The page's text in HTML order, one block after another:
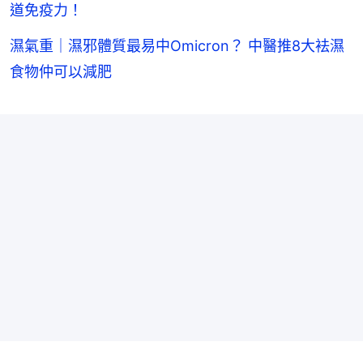
道免疫力！
濕氣重｜濕邪體質最易中Omicron？ 中醫推8大袪濕
食物仲可以減肥